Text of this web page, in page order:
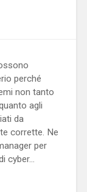
perché
non tanto
agli
da
corrette. Ne
per
cyber…